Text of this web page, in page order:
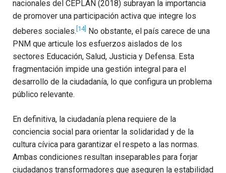
nacionales del CEPLAN (2018) subrayan la importancia
de promover una participación activa que integre los
deberes sociales. [14] No obstante, el país carece de una
PNM que articule los esfuerzos aislados de los
sectores Educación, Salud, Justicia y Defensa. Esta
fragmentación impide una gestión integral para el
desarrollo de la ciudadanía, lo que configura un problema
público relevante.
En definitiva, la ciudadanía plena requiere de la
conciencia social para orientar la solidaridad y de la
cultura cívica para garantizar el respeto a las normas.
Ambas condiciones resultan inseparables para forjar
ciudadanos transformadores que aseguren la estabilidad